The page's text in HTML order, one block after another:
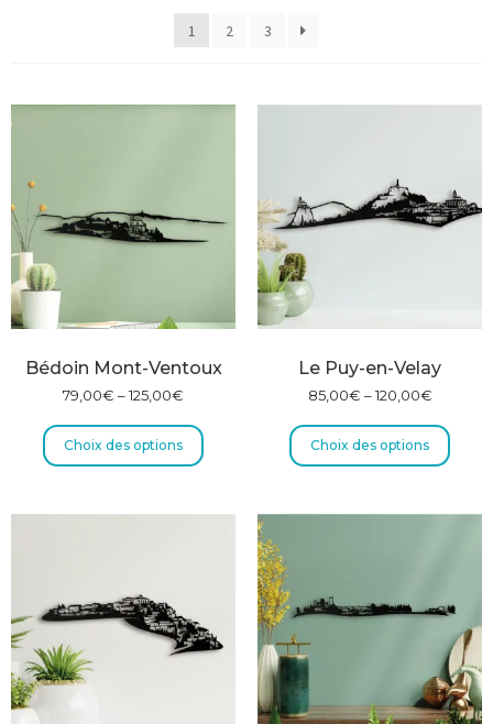
1 2 3
Bédoin Mont-Ventoux
79,00€ –125,00€
Choix des options
Le Puy-en-Velay
85,00€ –120,00€
Choix des options